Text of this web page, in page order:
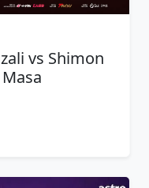
vs Shimon